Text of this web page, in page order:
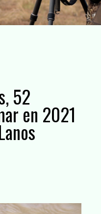
52
en 2021